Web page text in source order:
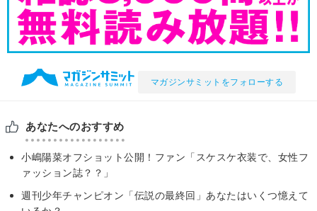
マガジンサミットをフォローする
あなたへのおすすめ
小嶋陽菜オフショット公開！ファン「スケスケ衣装で、女性フ
ァッション誌？？」
週刊少年チャンピオン「伝説の最終回」あなたはいくつ憶えて